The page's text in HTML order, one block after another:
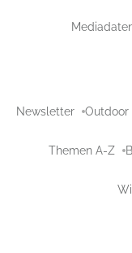
Newsletter Outdoor
Themen A-Z